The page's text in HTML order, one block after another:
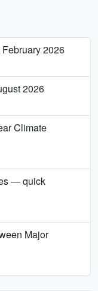
2026
2026
Climate
— quick
Major